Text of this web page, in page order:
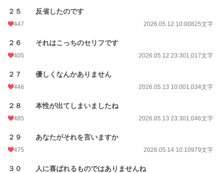
２５ 反省したのです
447 2026.05.12 10:00825文字
２６ それはこっちのセリフです
405 2026.05.12 23:301,017文字
２７ 優しくなんかありません
446 2026.05.13 10:001,034文字
２８ 本性が出てしまいましたね
485 2026.05.13 23:301,046文字
２９ あなたがそれを言いますか
475 2026.05.14 10:10979文字
３０ 人に喜ばれるものではありませんね